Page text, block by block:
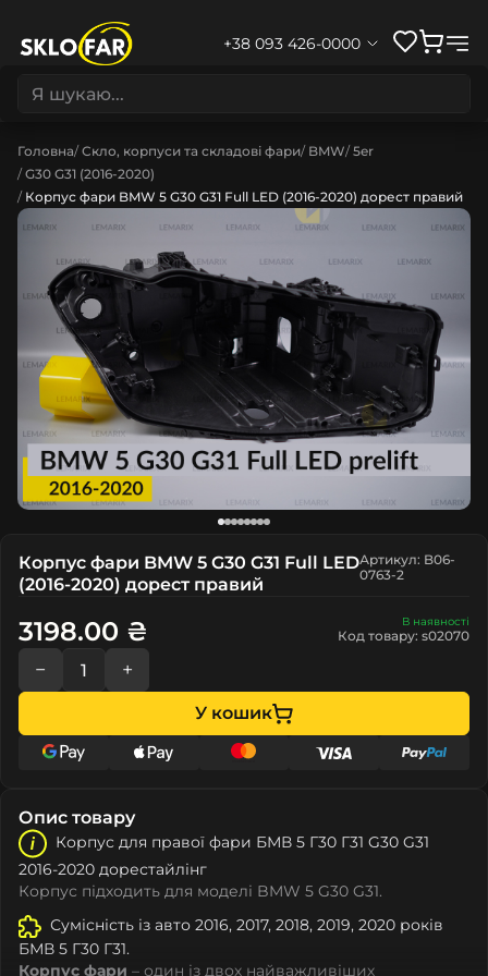
+38 093 426-0000
Головна Скло, корпуси та складові фари BMW 5er
G30 G31 (2016-2020)
Корпус фари BMW 5 G30 G31 Full LED (2016-2020) дорест правий
Корпус фари BMW 5 G30 G31 Full LED
(2016-2020) дорест правий
Артикул: B06-
0763-2
В наявності
Код товару: s02070
3198.00 ₴
− +
У кошик
Опис товару
Корпус для правої фари БМВ 5 Г30 Г31 G30 G31
2016-2020 дорестайлінг
Корпус підходить для моделі BMW 5 G30 G31.
Сумісність із авто 2016, 2017, 2018, 2019, 2020 років
БМВ 5 Г30 Г31.
Корпус фари – один із двох найважливіших